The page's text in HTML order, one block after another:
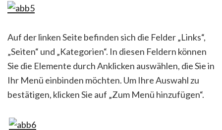
Auf der linken Seite befinden sich die Felder „Links“,
„Seiten“ und „Kategorien“. In diesen Feldern können
Sie die Elemente durch Anklicken auswählen, die Sie in
Ihr Menü einbinden möchten. Um Ihre Auswahl zu
bestätigen, klicken Sie auf „Zum Menü hinzufügen“.